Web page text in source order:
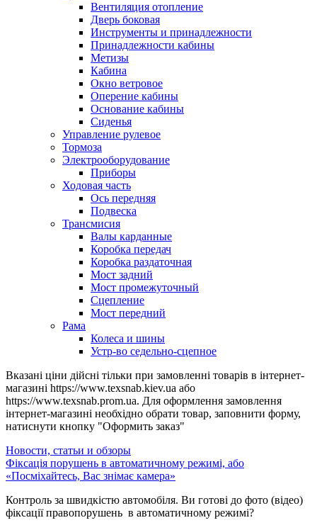
Вентиляция отопление
Дверь боковая
Инструменты и принадлежности
Принадлежности кабины
Метизы
Кабина
Окно ветровое
Оперение кабины
Основание кабины
Сиденья
Управление рулевое
Тормоза
Электрооборудование
Приборы
Ходовая часть
Ось передняя
Подвеска
Трансмисия
Валы карданные
Коробка передач
Коробка раздаточная
Мост задний
Мост промежуточный
Сцепление
Мост передний
Рама
Колеса и шины
Устр-во седельно-сцепное
Вказані ціни дійсні тільки при замовленні товарів в інтернет-
магазині https://www.texsnab.kiev.ua або
https://www.texsnab.prom.ua. Для оформлення замовлення
інтернет-магазині необхідно обрати товар, заповнити форму,
натиснути кнопку "Оформить заказ"
Новости, статьи и обзоры
Фіксація порушень в автоматичному режимі, або
«Посміхайтесь, Вас знімає камера»
Контроль за швидкістю автомобіля. Ви готові до фото (відео)
фіксації правопорушень в автоматичному режимі?